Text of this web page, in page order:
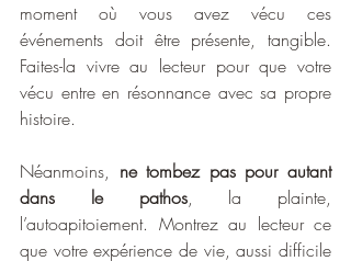
moment où vous avez vécu ces
événements doit être présente, tangible.
Faites-la vivre au lecteur pour que votre
vécu entre en résonnance avec sa propre
histoire.
Néanmoins, ne tombez pas pour autant
dans le pathos, la plainte,
l’autoapitoiement. Montrez au lecteur ce
que votre expérience de vie, aussi difficile